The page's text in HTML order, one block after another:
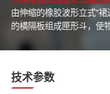
由伸缩的橡胶波形立式"
的横隔板组成匣形斗，使
技术参数